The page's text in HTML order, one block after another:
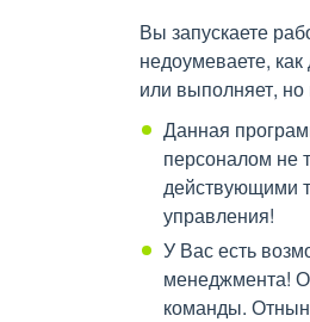
Вы запускаете
недоумеваете,
или выполняет,
Данная
персоналом не
действующими
управления!
У Вас есть
менеджмента!
команды.